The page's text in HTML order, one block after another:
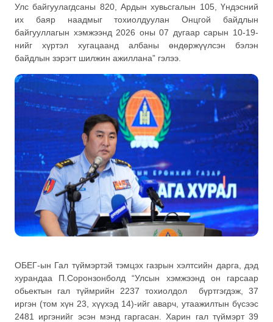
Улс байгуулагдсаны 820, Ардын хувьсгалын 105, Үндэсний
их баяр наадмыг тохиолдуулан Онцгой байдлын
байгууллагын хэмжээнд 2026 оны 07 дугаар сарын 10-19-
нийг хүртэл хугацаанд албаны өндөржүүлсэн бэлэн
байдлын зэрэгт шилжин ажиллана” гэлээ.
ОБЕГ-ын Гал түймэртэй тэмцэх газрын хэлтсийн дарга, дэд
хурандаа П.Соронзонболд “Улсын хэмжээнд он гарсаар
обьектын гал түймрийн 2237 тохиолдол бүртгэгдэж, 37
иргэн (том хүн 23, хүүхэд 14)-ийг аварч, утаажилтын бүсээс
2481 иргэнийг эсэн мэнд гаргасан. Харин гал түймэрт 39